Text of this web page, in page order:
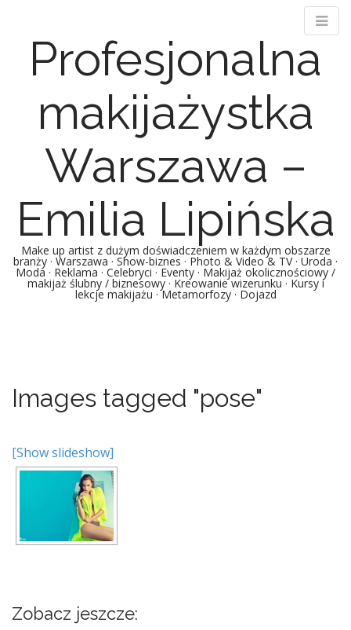
Profesjonalna
makijażystka
Warszawa –
Emilia Lipińska
Make up artist z dużym doświadczeniem w każdym obszarze
branży · Warszawa · Show-biznes · Photo & Video & TV · Uroda ·
Moda · Reklama · Celebryci · Eventy · Makijaż okolicznościowy /
makijaż ślubny / biznesowy · Kreowanie wizerunku · Kursy i
lekcje makijażu · Metamorfozy · Dojazd
Images tagged "pose"
[Show slideshow]
Zobacz jeszcze: